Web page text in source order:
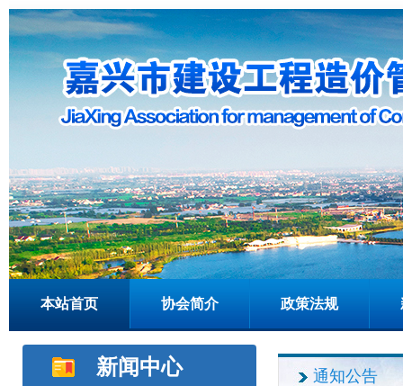
本站首页 协会简介 政策法规
新闻中心 通知公告